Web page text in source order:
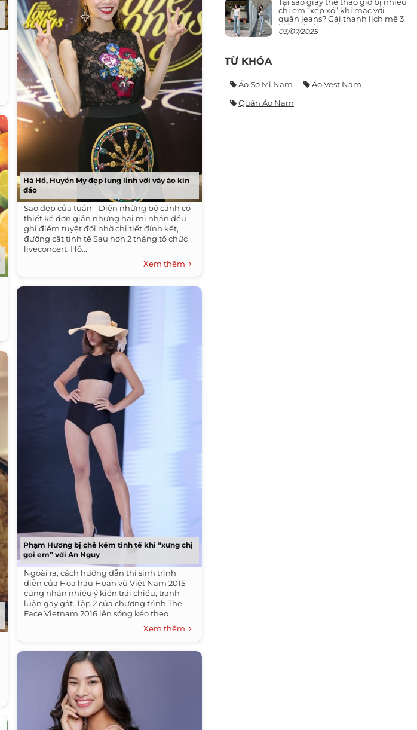
Hà Hồ, Huyền My đẹp lung linh với váy áo kín
đáo
Sao đẹp của tuần - Diện những bộ cánh có
thiết kế đơn giản nhưng hai mĩ nhân đều
ghi điểm tuyệt đối nhờ chi tiết đính kết,
đường cắt tinh tế Sau hơn 2 tháng tổ chức
liveconcert, Hồ...
Xem thêm
Phạm Hương bị chê kém tinh tế khi “xưng chị
gọi em” với An Nguy
Ngoài ra, cách hướng dẫn thí sinh trình
diễn của Hoa hậu Hoàn vũ Việt Nam 2015
cũng nhận nhiều ý kiến trái chiều, tranh
luận gay gắt. Tập 2 của chương trình The
Face Vietnam 2016 lên sóng kéo theo
Xem thêm
chị em “xếp xó” khi mặc với
quần jeans? Gái thanh lịch mê 3
kiểu này hơn hẳn
03/07/2025
TỪ KHÓA
Áo Sơ Mi Nam
Áo Vest Nam
Quần Áo Nam